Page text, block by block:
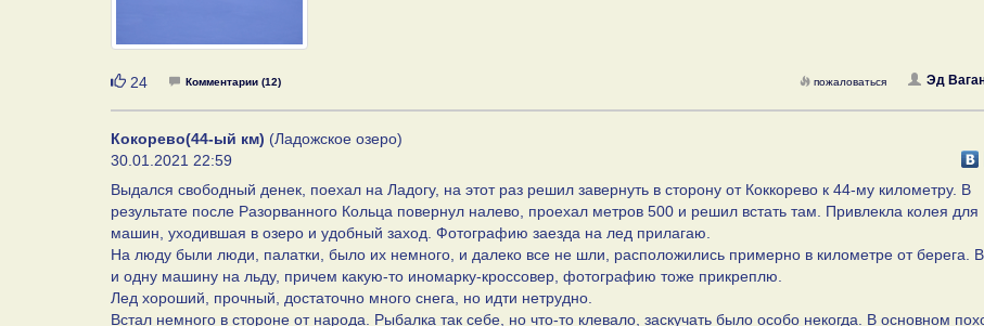
Нравится
24 Комментарии (12) Эд
пожаловаться
Кокорево(44-ый км) (Ладожское озеро)
30.01.2021 22:59
Выдался свободный денек, поехал на Ладогу, на этот раз решил завернуть в сторону от Коккорево к 44-му километру. В
результате после Разорванного Кольца повернул налево, проехал метров 500 и решил встать там. Привлекла колея для
машин, уходившая в озеро и удобный заход. Фотографию заезда на лед прилагаю.
На люду были люди, палатки, было их немного, и далеко все не шли, расположились примерно в километре от берега.
и одну машину на льду, причем какую-то иномарку-кроссовер, фотографию тоже прикреплю.
Лед хороший, прочный, достаточно много снега, но идти нетрудно.
Встал немного в стороне от народа. Рыбалка так себе, но что-то клевало, заскучать было особо некогда. В основном